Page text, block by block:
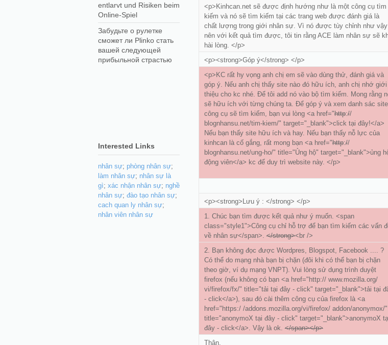
<p>Kinhcan.net sẽ được định hướng như là một công cụ tìm
kiếm và nó sẽ tìm kiếm tại các trang web được đánh giá là
chất lượng trong giới nhân sự. Vì nó được tùy chỉnh như vậy
nên với kết quả tìm được, tôi tin rằng ACE làm nhân sự sẽ
hài lòng. </p>
<p><strong>Góp ý</strong> </p>
<p>KC rất hy vọng anh chị em sẽ vào dùng thử, đánh giá và
góp ý. Nếu anh chị thấy site nào đó hữu ích, anh chị nhớ giới
thiệu cho kc nhé. Để tôi add nó vào bộ tìm kiếm. Mong rằng
sẽ hữu ích với từng chúng ta. Để góp ý và xem danh sác site
công cụ sẽ tìm kiếm, bạn vui lòng <a href="http://
blognhansu.net/tim-kiem/" target="_blank">click tại đây!</a>
Nếu bạn thấy site hữu ích và hay. Nếu bạn thấy nỗ lực của
kinhcan là cố gắng, rất mong bạn <a href="http://
blognhansu.net/ung-ho/" title="Ủng hộ" target="_blank">ủng
động viên</a> kc để duy trì website này. </p>
<p><strong>Lưu ý : </strong> </p>
1. Chúc bạn tìm được kết quả như ý muốn. <span
class="style1">Công cụ chỉ hỗ trợ để bạn tìm kiếm các vấn
về nhân sự</span>.</strong><br />
2. Bạn không đọc được Wordpres, Blogspot, Facebook .... ?
Có thể do mạng nhà bạn bị chặn (đôi khi có thể bạn bị chặn
theo giờ, ví dụ mạng VNPT). Vui lòng sử dụng trình duyệt
firefox (nếu không có bạn <a href="http:// www.mozilla.org/
vi/firefox/fx/" title="tải tại đây - click" target="_blank">tải tại
- click</a>), sau đó cài thêm công cụ của firefox là <a
href="https:/ /addons.mozilla.org/vi/firefox/ addon/anonymox/"
title="anonymoX tại đây - click" target="_blank">anonymoX
đây - click</a>. Vậy là ok.</span></p>
Thân.
entlarvt und Risiken beim
Online-Spiel
Забудьте о рулетке
сможет ли Plinko стать
вашей следующей
прибыльной страстью
Interested Links
nhân sự; phòng nhân sự;
làm nhân sự; nhân sự là
gì; xác nhận nhân sự; nghề
nhân sự; đào tạo nhân sự;
cach quan ly nhân sự;
nhân viên nhân sự